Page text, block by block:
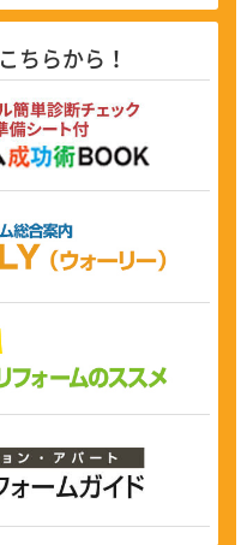
ちらから！